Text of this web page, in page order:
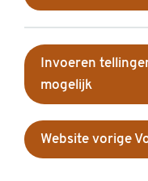
Invoeren
mogelijk
Website vorige